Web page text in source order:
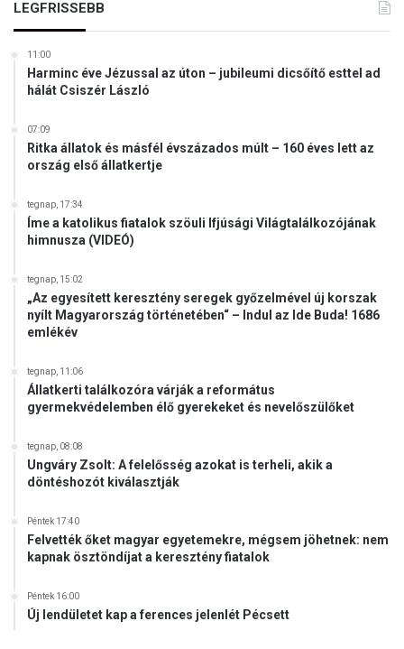
LEGFRISSEBB
11:00
Harminc éve Jézussal az úton – jubileumi dicsőítő esttel ad
hálát Csiszér László
07:09
Ritka állatok és másfél évszázados múlt – 160 éves lett az
ország első állatkertje
tegnap, 17:34
Íme a katolikus fiatalok szöuli Ifjúsági Világtalálkozójának
himnusza (VIDEÓ)
tegnap, 15:02
„Az egyesített keresztény seregek győzelmével új korszak
nyílt Magyarország történetében“ – Indul az Ide Buda! 1686
emlékév
tegnap, 11:06
Állatkerti találkozóra várják a református
gyermekvédelemben élő gyerekeket és nevelőszülőket
tegnap, 08:08
Ungváry Zsolt: A felelősség azokat is terheli, akik a
döntéshozót kiválasztják
Péntek 17:40
Felvették őket magyar egyetemekre, mégsem jöhetnek: nem
kapnak ösztöndíjat a keresztény fiatalok
Péntek 16:00
Új lendületet kap a ferences jelenlét Pécsett